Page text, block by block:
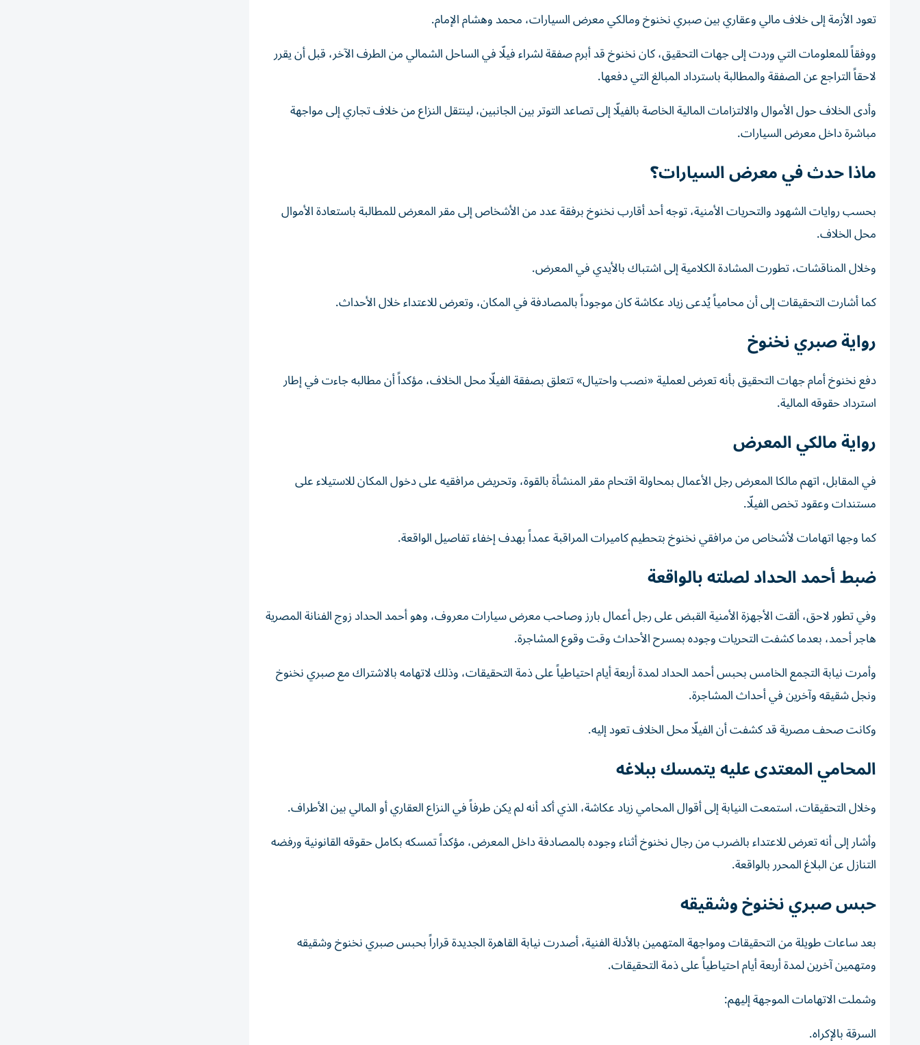
تعود الأزمة إلى خلاف مالي وعقاري بين صبري نخنوخ ومالكي معرض السيارات، محمد وهشام الإمام.
ووفقاً للمعلومات التي وردت إلى جهات التحقيق، كان نخنوخ قد أبرم صفقة لشراء فيلّا في الساحل الشمالي من الطرف الآخر، قبل أن يقرر
لاحقاً التراجع عن الصفقة والمطالبة باسترداد المبالغ التي دفعها.
وأدى الخلاف حول الأموال والالتزامات المالية الخاصة بالفيلّا إلى تصاعد التوتر بين الجانبين، لينتقل النزاع من خلاف تجاري إلى مواجهة
مباشرة داخل معرض السيارات.
ماذا حدث في معرض السيارات؟
بحسب روايات الشهود والتحريات الأمنية، توجه أحد أقارب نخنوخ برفقة عدد من الأشخاص إلى مقر المعرض للمطالبة باستعادة الأموال
محل الخلاف.
وخلال المناقشات، تطورت المشادة الكلامية إلى اشتباك بالأيدي في المعرض.
كما أشارت التحقيقات إلى أن محامياً يُدعى زياد عكاشة كان موجوداً بالمصادفة في المكان، وتعرض للاعتداء خلال الأحداث.
رواية صبري نخنوخ
دفع نخنوخ أمام جهات التحقيق بأنه تعرض لعملية «نصب واحتيال» تتعلق بصفقة الفيلّا محل الخلاف، مؤكداً أن مطالبه جاءت في إطار
استرداد حقوقه المالية.
رواية مالكي المعرض
في المقابل، اتهم مالكا المعرض رجل الأعمال بمحاولة اقتحام مقر المنشأة بالقوة، وتحريض مرافقيه على دخول المكان للاستيلاء على
مستندات وعقود تخص الفيلّا.
كما وجها اتهامات لأشخاص من مرافقي نخنوخ بتحطيم كاميرات المراقبة عمداً بهدف إخفاء تفاصيل الواقعة.
ضبط أحمد الحداد لصلته بالواقعة
وفي تطور لاحق، ألقت الأجهزة الأمنية القبض على رجل أعمال بارز وصاحب معرض سيارات معروف، وهو أحمد الحداد زوج الفنانة المصرية
هاجر أحمد، بعدما كشفت التحريات وجوده بمسرح الأحداث وقت وقوع المشاجرة.
وأمرت نيابة التجمع الخامس بحبس أحمد الحداد لمدة أربعة أيام احتياطياً على ذمة التحقيقات، وذلك لاتهامه بالاشتراك مع صبري نخنوخ
ونجل شقيقه وآخرين في أحداث المشاجرة.
وكانت صحف مصرية قد كشفت أن الفيلّا محل الخلاف تعود إليه.
المحامي المعتدى عليه يتمسك ببلاغه
وخلال التحقيقات، استمعت النيابة إلى أقوال المحامي زياد عكاشة، الذي أكد أنه لم يكن طرفاً في النزاع العقاري أو المالي بين الأطراف.
وأشار إلى أنه تعرض للاعتداء بالضرب من رجال نخنوخ أثناء وجوده بالمصادفة داخل المعرض، مؤكداً تمسكه بكامل حقوقه القانونية ورفضه
التنازل عن البلاغ المحرر بالواقعة.
حبس صبري نخنوخ وشقيقه
بعد ساعات طويلة من التحقيقات ومواجهة المتهمين بالأدلة الفنية، أصدرت نيابة القاهرة الجديدة قراراً بحبس صبري نخنوخ وشقيقه
ومتهمين آخرين لمدة أربعة أيام احتياطياً على ذمة التحقيقات.
وشملت الاتهامات الموجهة إليهم:
السرقة بالإكراه.